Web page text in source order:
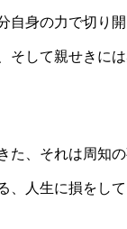
自身の力で切り
そして親せきに
た、それは周知
、人生に損をし